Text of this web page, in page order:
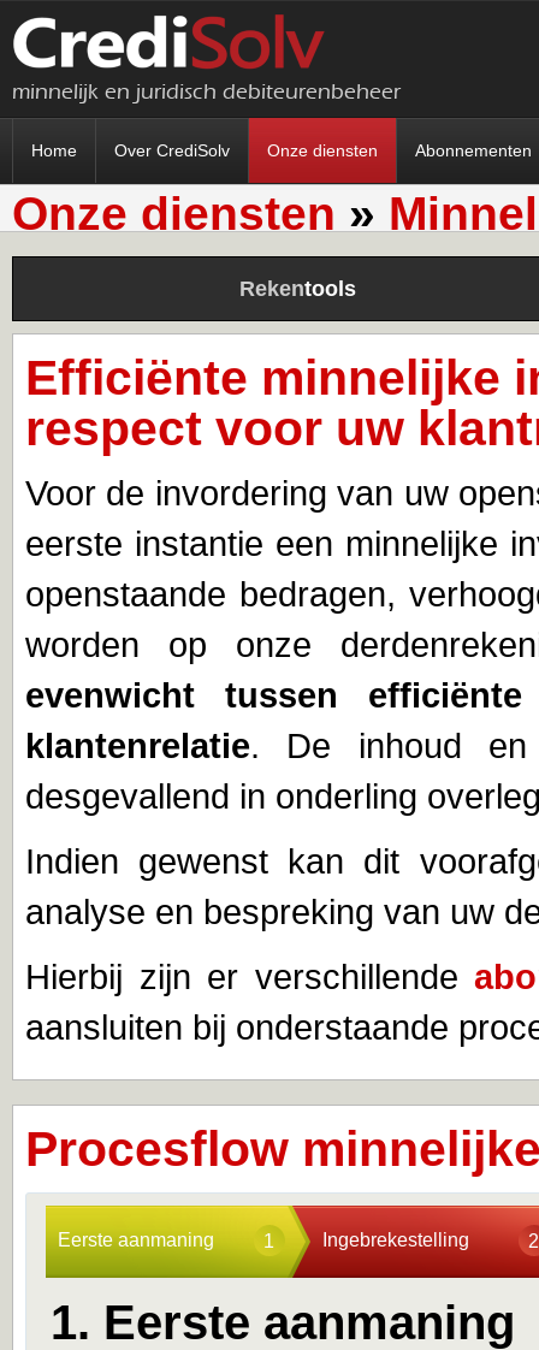
Home Over CrediSolv Onze diensten Abonnementen
Onze diensten »
Rekentools
Efficiënte minnelijke
respect voor uw
Voor de invordering van uw
eerste instantie een minnelijke
openstaande bedragen,
worden op onze
evenwicht tussen
klantenrelatie. De inhoud en
desgevallend in onderling
Indien gewenst kan dit
analyse en bespreking van uw
Hierbij zijn er verschillende
aansluiten bij onderstaande
Procesflow
Eerste aanmaning 1 Ingebrekestelling 2
1. Eerste aanmaning
minnelijk en juridisch debiteurenbeheer